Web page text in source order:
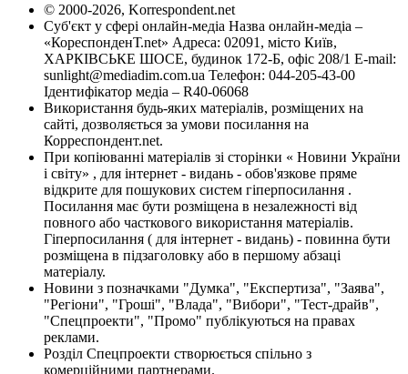
© 2000-2026, Korrespondent.net
Суб'єкт у сфері онлайн-медіа Назва онлайн-медіа –
«КореспонденТ.net» Адреса: 02091, місто Київ,
ХАРКІВСЬКЕ ШОСЕ, будинок 172-Б, офіс 208/1 E-mail:
sunlight@mediadim.com.ua Телефон: 044-205-43-00
Ідентифікатор медіа – R40-06068
Використання будь-яких матеріалів, розміщених на
сайті, дозволяється за умови посилання на
Корреспондент.net.
При копіюванні матеріалів зі сторінки « Новини України
і світу» , для інтернет - видань - обов'язкове пряме
відкрите для пошукових систем гіперпосилання .
Посилання має бути розміщена в незалежності від
повного або часткового використання матеріалів.
Гіперпосилання ( для інтернет - видань) - повинна бути
розміщена в підзаголовку або в першому абзаці
матеріалу.
Новини з позначками "Думка", "Експертиза", "Заява",
"Регіони", "Гроші", "Влада", "Вибори", "Тест-драйв",
"Спецпроекти", "Промо" публікуються на правах
реклами.
Розділ Спецпроекти створюється спільно з
комерційними партнерами.